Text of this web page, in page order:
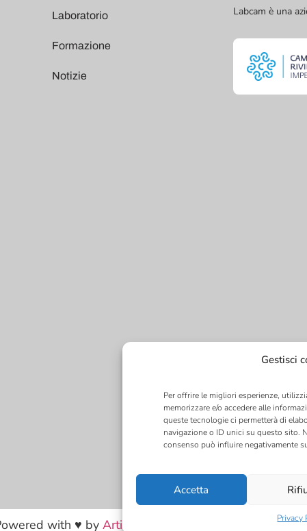
Gestisci
Per offrire le migliori esperienze,
memorizzare e/o accedere alle
queste tecnologie ci permetterà di
navigazione o ID unici su questo sito.
consenso può influire negativamente
Accetta
Privacy
Laboratorio
Formazione
Notizie
Labcam è una
with ♥ by Artinformatica